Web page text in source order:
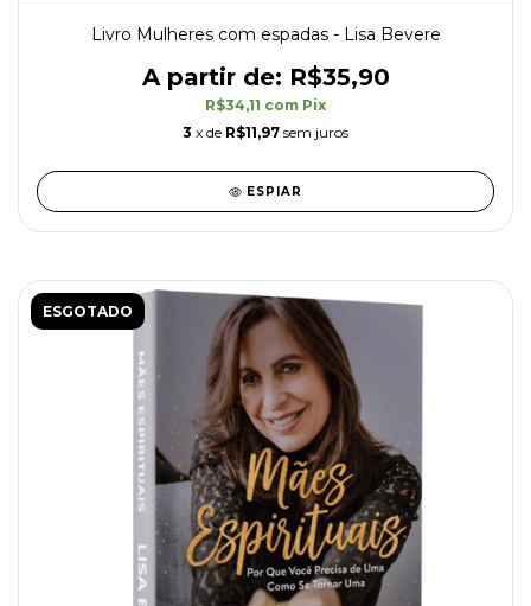
Livro Mulheres com espadas - Lisa Bevere
R$35,90
R$34,11 com Pix
3 x de R$11,97 sem juros
ESPIAR
ESGOTADO